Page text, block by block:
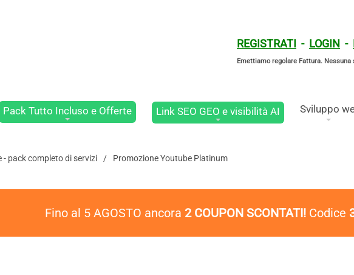
REGISTRATI - LOGIN -
Emettiamo regolare Fattura. Nessuna
Pack Tutto Incluso e Offerte Link SEO GEO e visibilità AI
Sviluppo
- pack completo di servizi Promozione Youtube Platinum
Fino al 5 AGOSTO ancora 2 COUPON SCONTATI! Codice